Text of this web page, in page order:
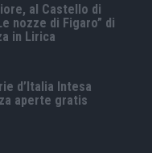
al Castello di
nozze di Figaro” di
in Lirica
d’Italia Intesa
aperte gratis